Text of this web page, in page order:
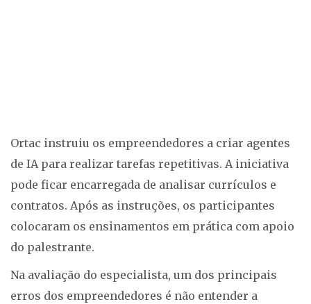
Ortac instruiu os empreendedores a criar agentes
de IA para realizar tarefas repetitivas. A iniciativa
pode ficar encarregada de analisar currículos e
contratos. Após as instruções, os participantes
colocaram os ensinamentos em prática com apoio
do palestrante.
Na avaliação do especialista, um dos principais
erros dos empreendedores é não entender a